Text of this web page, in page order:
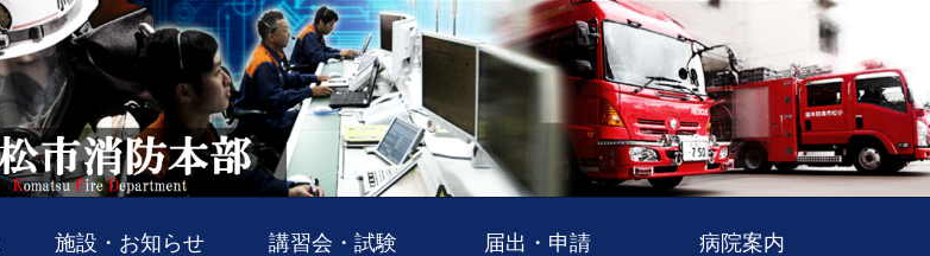
施設・お知らせ 講習会・試験 届出・申請 病院案内